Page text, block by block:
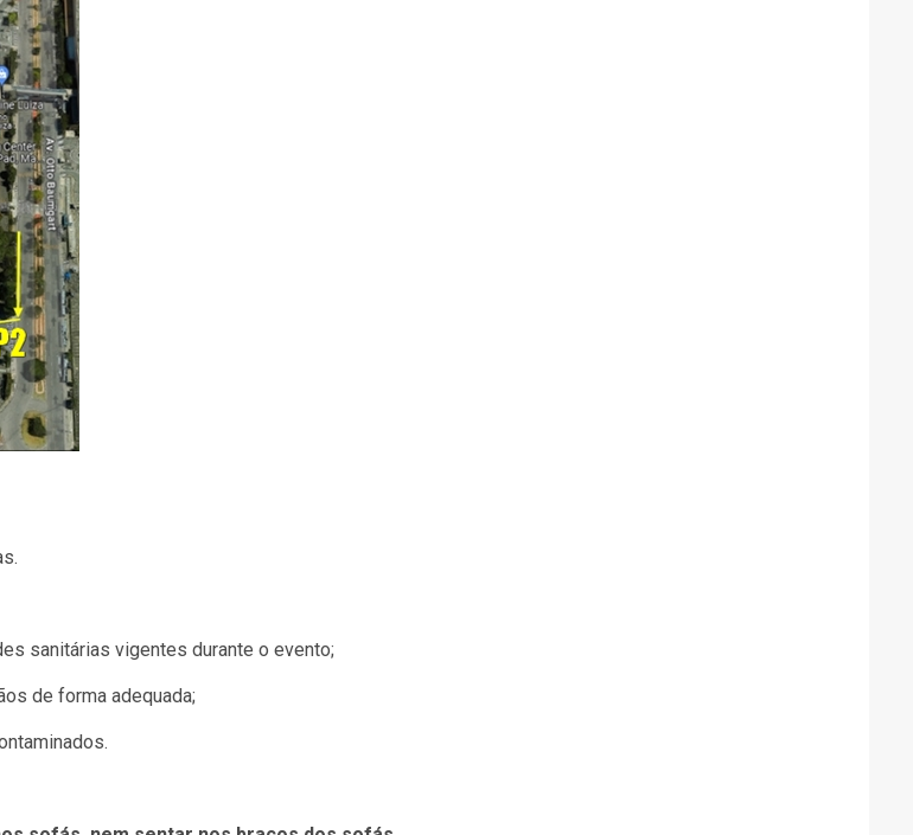
sanitárias vigentes durante o evento;
de forma adequada;